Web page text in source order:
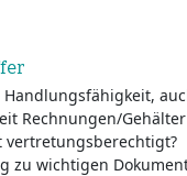
Handlungsfähigkeit,
Rechnungen/
vertretungsberechtigt?
zu wichtigen